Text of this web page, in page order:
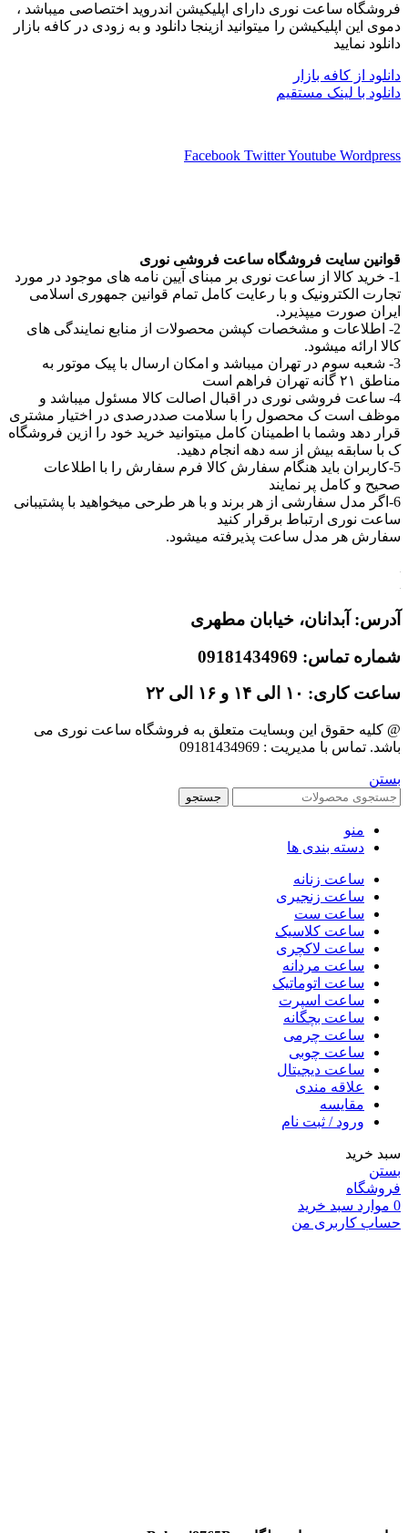
فروشگاه ساعت نوری دارای اپلیکیشن اندروید اختصاصی میباشد ،
دموی این اپلیکیشن را میتوانید ازینجا دانلود و به زودی در کافه بازار
دانلود نمایید
دانلود از کافه بازار
دانلود با لینک مستقیم
Facebook TwitterYoutube Wordpress
قوانین سایت فروشگاه ساعت فروشی نوری
1- خرید کالا از ساعت نوری بر مبنای آیین نامه های موجود در مورد
تجارت الکترونیک و با رعایت کامل تمام قوانین جمهوری اسلامی
ایران صورت میپذیرد.
2- اطلاعات و مشخصات کپشن محصولات از منابع نمایندگی های
کالا ارائه میشود.
3- شعبه سوم در تهران میباشد و امکان ارسال با پیک موتور به
مناطق ۲۱ گانه تهران فراهم است
4- ساعت فروشی نوری در اقبال اصالت کالا مسئول میباشد و
موظف است ک محصول را با سلامت صددرصدی در اختیار مشتری
قرار دهد وشما با اطمینان کامل میتوانید خرید خود را ازین فروشگاه
ک با سابقه بیش از سه دهه انجام دهید.
5-کاربران باید هنگام سفارش کالا فرم سفارش را با اطلاعات
صحیح و کامل پر نمایند
6-اگر مدل سفارشی از هر برند و با هر طرحی میخواهید با پشتیبانی
ساعت نوری ارتباط برقرار کنید
سفارش هر مدل ساعت پذیرفته میشود.
آدرس: آبدانان، خیابان مطهری
شماره تماس: 09181434969
ساعت کاری: ۱۰ الی ۱۴ و ۱۶ الی ۲۲
@ کلیه حقوق این وبسایت متعلق به فروشگاه ساعت نوری می
باشد. تماس با مدیریت : 09181434969
بستن
جستجو
منو
دسته بندی ها
ساعت زنانه
ساعت زنجیری
ساعت ست
ساعت کلاسیک
ساعت لاکچری
ساعت مردانه
ساعت اتوماتیک
ساعت اسپرت
ساعت بچگانه
ساعت چرمی
ساعت چوبی
ساعت دیجیتال
علاقه مندی
مقایسه
ورود / ثبت نام
سبد خرید
بستن
فروشگاه
0 موارد سبد خرید
حساب کاربری من